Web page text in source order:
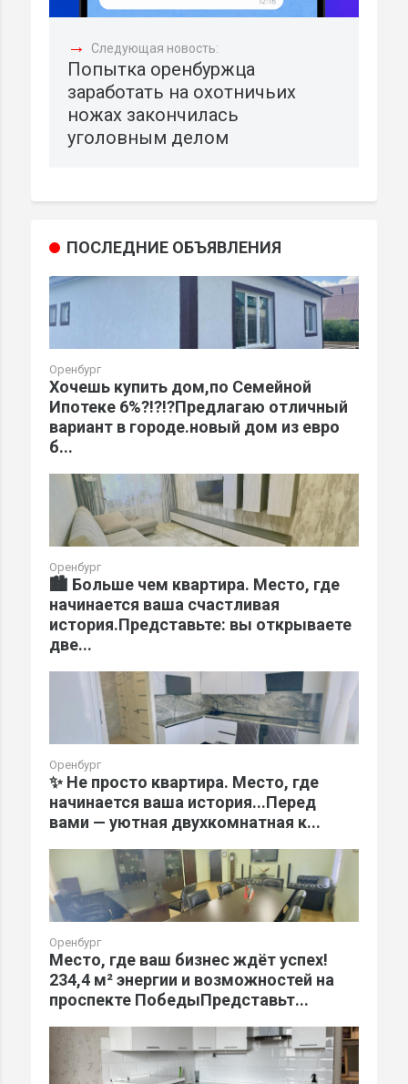
→ Следующая новость:
Попытка оренбуржца
заработать на охотничьих
ножах закончилась
уголовным делом
ПОСЛЕДНИЕ ОБЪЯВЛЕНИЯ
Оренбург
Хочешь купить дом,по Семейной
Ипотеке 6%?!?!?Предлагаю отличный
вариант в городе.новый дом из евро
б...
Оренбург
🏙️ Больше чем квартира. Место, где
начинается ваша счастливая
история.Представьте: вы открываете
две...
Оренбург
✨ Не просто квартира. Место, где
начинается ваша история...Перед
вами — уютная двухкомнатная к...
Оренбург
Место, где ваш бизнес ждёт успех!
234,4 м² энергии и возможностей на
проспекте ПобедыПредставьт...